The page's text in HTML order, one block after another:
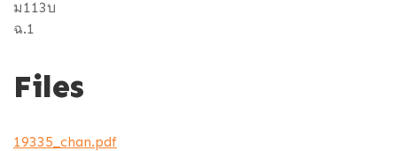
ม113บ
ฉ.1
Files
19335_chan.pdf